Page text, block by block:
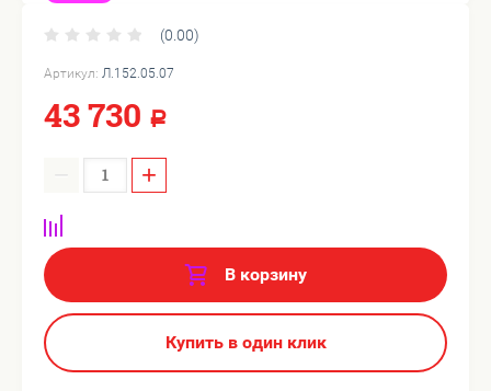
(0.00)
Артикул: Л.152.05.07
43 730 Р
− +
В корзину
Купить в один клик